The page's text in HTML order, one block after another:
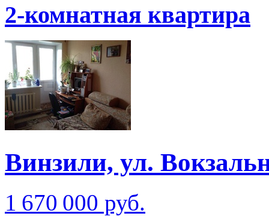
2-комнатная квартира
Винзили, ул.
1 670 000 руб.